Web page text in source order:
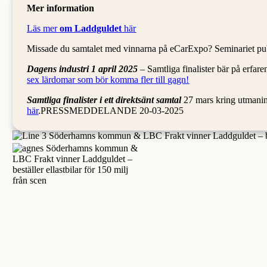
Mer information
Läs merom Laddguldet här
Missade du samtalet med vinnarna på eCarExpo? Seminariet
Dagens industri 1 april 2025 – Samtliga finalister bär på
sex lärdomar som bör komma fler till gagn!
Samtliga finalister i ett direktsänt samtal 27 mars kring
här.PRESSMEDDELANDE 20-03-2025